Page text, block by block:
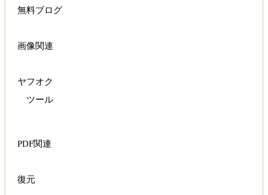
無料ブログ
画像関連
ヤフオク
ツール
PDF関連
復元